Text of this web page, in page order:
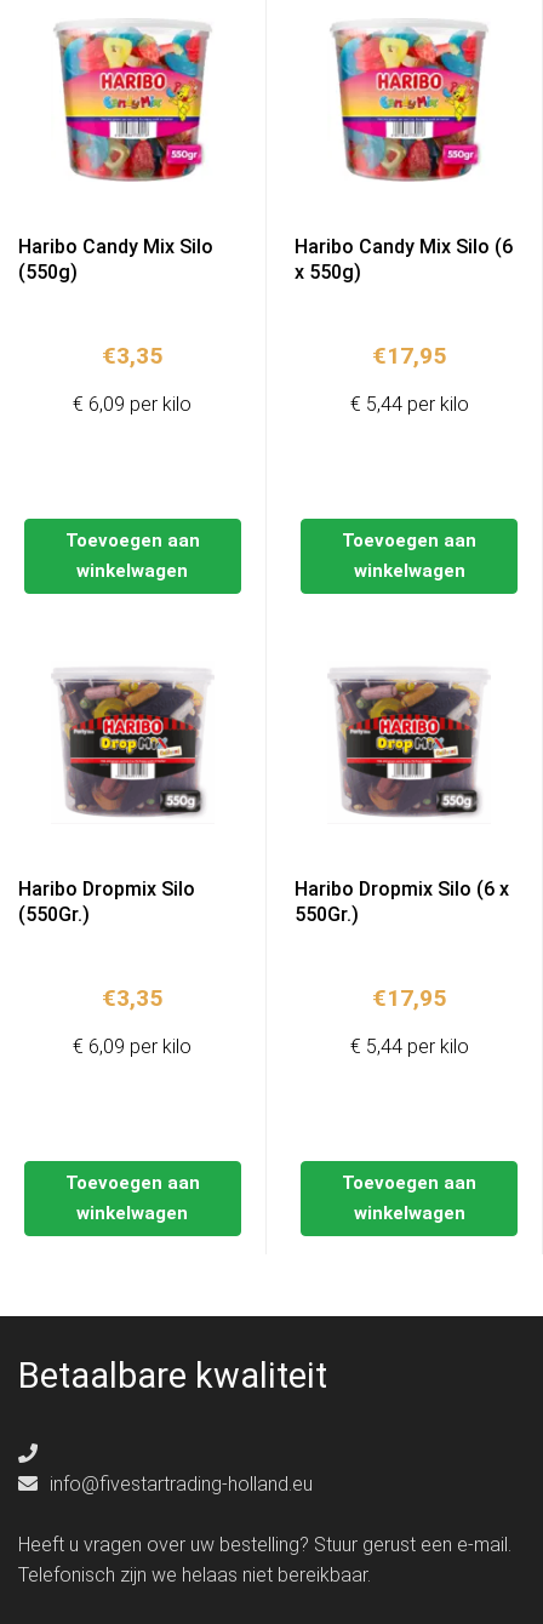
Haribo Candy Mix Silo
(550g)
€3,35
Toevoegen aan
winkelwagen
€ 6,09 per kilo
Haribo Candy Mix Silo (6
x 550g)
€17,95
Toevoegen aan
winkelwagen
€ 5,44 per kilo
Haribo Dropmix Silo
(550Gr.)
€3,35
Toevoegen aan
winkelwagen
€ 6,09 per kilo
Haribo Dropmix Silo (6 x
550Gr.)
€17,95
Toevoegen aan
winkelwagen
€ 5,44 per kilo
Betaalbare kwaliteit
info@fivestartrading-holland.eu
Heeft u vragen over uw bestelling? Stuur gerust een e-mail.
Telefonisch zijn we helaas niet bereikbaar.